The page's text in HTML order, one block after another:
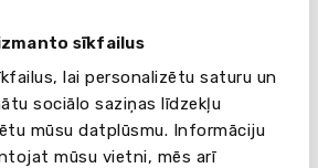
sīkfailus
lai personalizētu saturu un
sociālo saziņas līdzekļu
mūsu datplūsmu. Informāciju
mūsu vietni, mēs arī